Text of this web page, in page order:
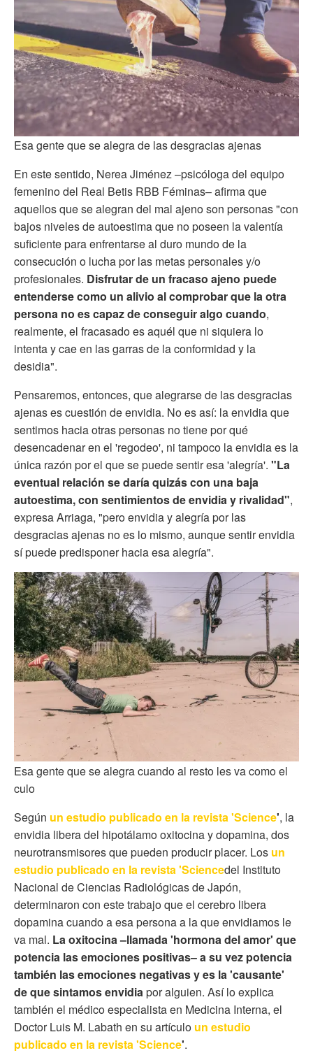
Esa gente que se alegra de las desgracias ajenas
En este sentido, Nerea Jiménez –psicóloga del equipo
femenino del Real Betis RBB Féminas– afirma que
aquellos que se alegran del mal ajeno son personas "con
bajos niveles de autoestima que no poseen la valentía
suficiente para enfrentarse al duro mundo de la
consecución o lucha por las metas personales y/o
profesionales. Disfrutar de un fracaso ajeno puede
entenderse como un alivio al comprobar que la otra
persona no es capaz de conseguir algo cuando,
realmente, el fracasado es aquél que ni siquiera lo
intenta y cae en las garras de la conformidad y la
desidia".
Pensaremos, entonces, que alegrarse de las desgracias
ajenas es cuestión de envidia. No es así: la envidia que
sentimos hacia otras personas no tiene por qué
desencadenar en el 'regodeo', ni tampoco la envidia es la
única razón por el que se puede sentir esa 'alegría'. "La
eventual relación se daría quizás con una baja
autoestima, con sentimientos de envidia y rivalidad",
expresa Arriaga, "pero envidia y alegría por las
desgracias ajenas no es lo mismo, aunque sentir envidia
sí puede predisponer hacia esa alegría".
Esa gente que se alegra cuando al resto les va como el
culo
Según un estudio publicado en la revista 'Science', la
envidia libera del hipotálamo oxitocina y dopamina, dos
neurotransmisores que pueden producir placer. Los un
estudio publicado en la revista 'Sciencedel Instituto
Nacional de Ciencias Radiológicas de Japón,
determinaron con este trabajo que el cerebro libera
dopamina cuando a esa persona a la que envidiamos le
va mal. La oxitocina –llamada 'hormona del amor' que
potencia las emociones positivas– a su vez potencia
también las emociones negativas y es la 'causante'
de que sintamos envidia por alguien. Así lo explica
también el médico especialista en Medicina Interna, el
Doctor Luis M. Labath en su artículo un estudio
publicado en la revista 'Science'.